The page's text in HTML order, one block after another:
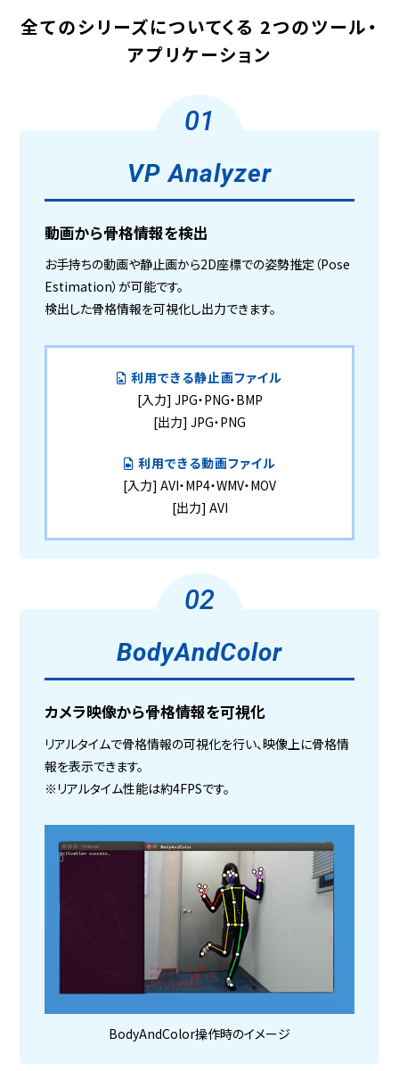
全てのシリーズについてくる 2つのツール・
アプリケーション
01
VP Analyzer
動画から骨格情報を検出
お手持ちの動画や静止画から2D座標での姿勢推定（Pose
Estimation）が可能です。
検出した骨格情報を可視化し出力できます。
利用できる静止画ファイル
[入力] JPG・PNG・BMP
[出力] JPG・PNG
利用できる動画ファイル
[入力] AVI・MP4・WMV・MOV
[出力] AVI
02
BodyAndColor
カメラ映像から骨格情報を可視化
リアルタイムで骨格情報の可視化を行い、映像上に骨格情
報を表示できます。
※リアルタイム性能は約4FPSです。
BodyAndColor操作時のイメージ